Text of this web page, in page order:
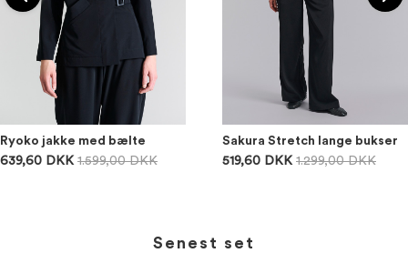
Ryoko jakke med bælte
639,60 DKK 1.599,00 DKK
Sakura Stretch lange bukser
519,60 DKK 1.299,00 DKK
Senest set